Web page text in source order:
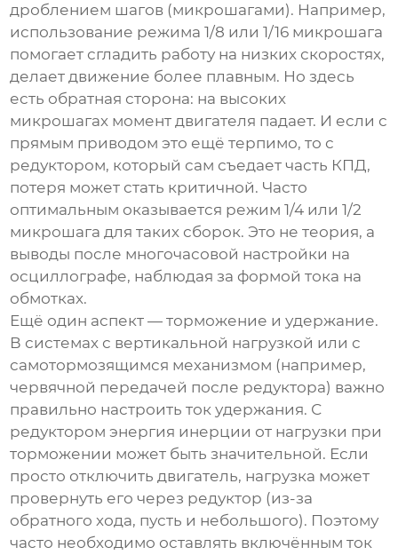
дроблением шагов (микрошагами). Например,
использование режима 1/8 или 1/16 микрошага
помогает сгладить работу на низких скоростях,
делает движение более плавным. Но здесь
есть обратная сторона: на высоких
микрошагах момент двигателя падает. И если с
прямым приводом это ещё терпимо, то с
редуктором, который сам съедает часть КПД,
потеря может стать критичной. Часто
оптимальным оказывается режим 1/4 или 1/2
микрошага для таких сборок. Это не теория, а
выводы после многочасовой настройки на
осциллографе, наблюдая за формой тока на
обмотках.
Ещё один аспект — торможение и удержание.
В системах с вертикальной нагрузкой или с
самотормозящимся механизмом (например,
червячной передачей после редуктора) важно
правильно настроить ток удержания. С
редуктором энергия инерции от нагрузки при
торможении может быть значительной. Если
просто отключить двигатель, нагрузка может
провернуть его через редуктор (из-за
обратного хода, пусть и небольшого). Поэтому
часто необходимо оставлять включённым ток